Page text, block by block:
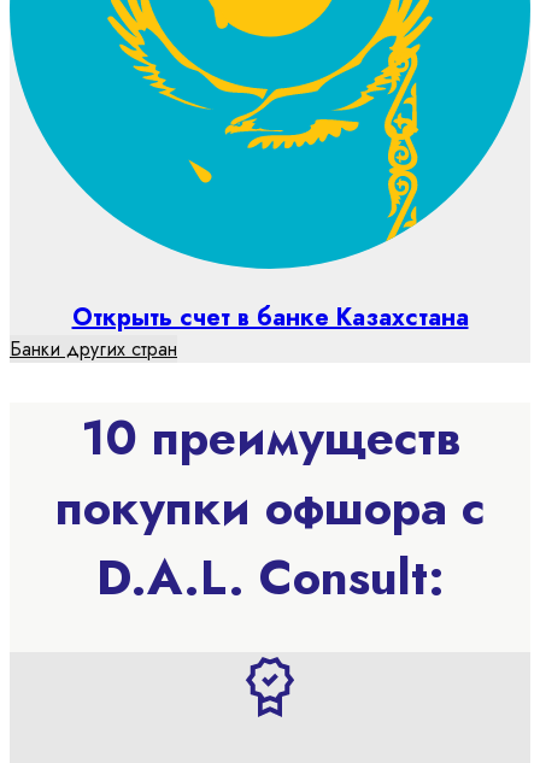
Открыть счет в банке Казахстана
Банки других стран
10 преимуществ
покупки офшора с
D.A.L. Consult: